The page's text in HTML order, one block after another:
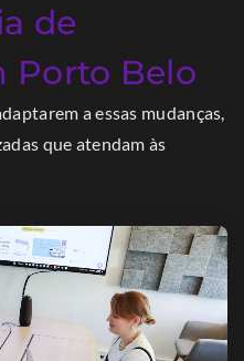
de
Porto Belo
a essas mudanças,
que atendam às